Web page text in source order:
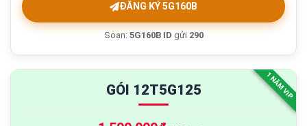
ĐĂNG KÝ 5G160B
Soạn: 5G160B ID gửi 290
1 NĂM VIP
GÓI 12T5G125